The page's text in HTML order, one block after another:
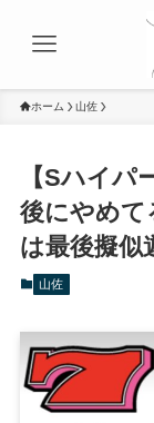
ホーム 山佐
【Sハイパ
後にやめて
は最後擬似
山佐